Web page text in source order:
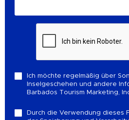
Ich möchte regelmäßig über
Inselgeschehen und andere
Barbados Tourism Marketing,
Durch die Verwendung dieses